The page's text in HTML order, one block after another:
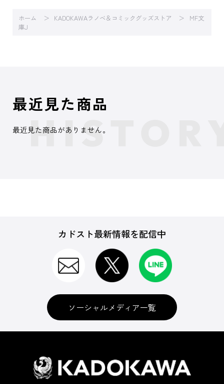
ホーム KADOKAWAラノベ＆コミックグッズストア
MF文
庫J
最近見た商品
最近見た商品がありません。
カドスト最新情報を配信中
ソーシャルメディア一覧